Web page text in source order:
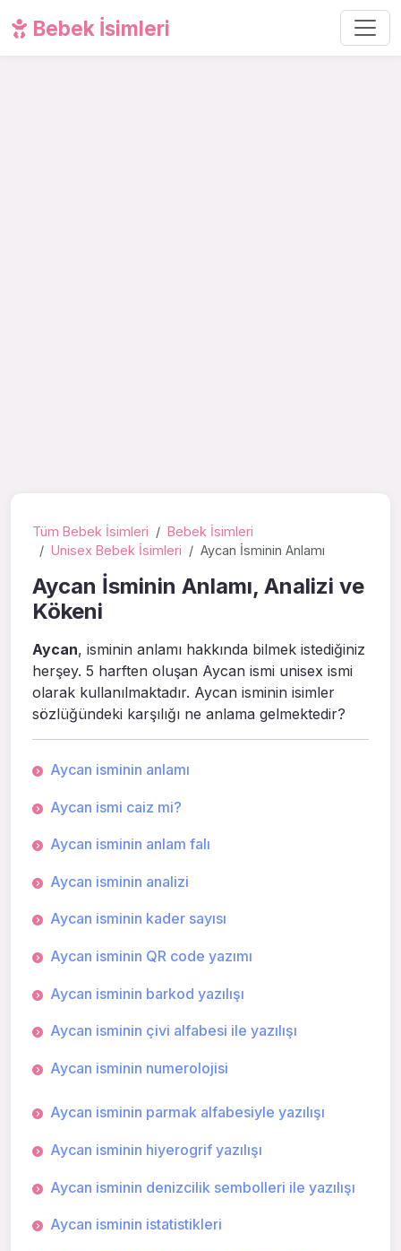
Bebek İsimleri
Tüm Bebek İsimleri
Bebek İsimleri
Unisex Bebek İsimleri
Aycan İsminin Anlamı
Aycan İsminin Anlamı, Analizi ve
Kökeni
Aycan, isminin anlamı hakkında bilmek istediğiniz
herşey. 5 harften oluşan Aycan ismi unisex ismi
olarak kullanılmaktadır. Aycan isminin isimler
sözlüğündeki karşılığı ne anlama gelmektedir?
Aycan isminin anlamı
Aycan ismi caiz mi?
Aycan isminin anlam falı
Aycan isminin analizi
Aycan isminin kader sayısı
Aycan isminin QR code yazımı
Aycan isminin barkod yazılışı
Aycan isminin çivi alfabesi ile yazılışı
Aycan isminin numerolojisi
Aycan isminin parmak alfabesiyle yazılışı
Aycan isminin hiyerogrif yazılışı
Aycan isminin denizcilik sembolleri ile yazılışı
Aycan isminin istatistikleri